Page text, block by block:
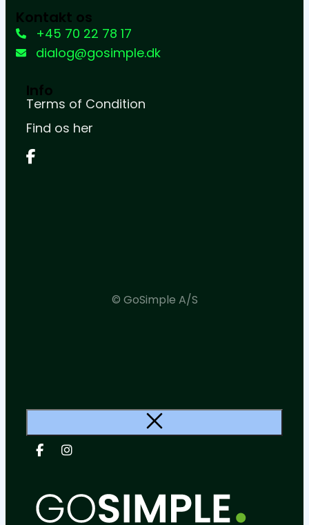
Kontakt os
+45 70 22 78 17
dialog@gosimple.dk
Info
Terms of Condition
Find os her
© GoSimple A/S